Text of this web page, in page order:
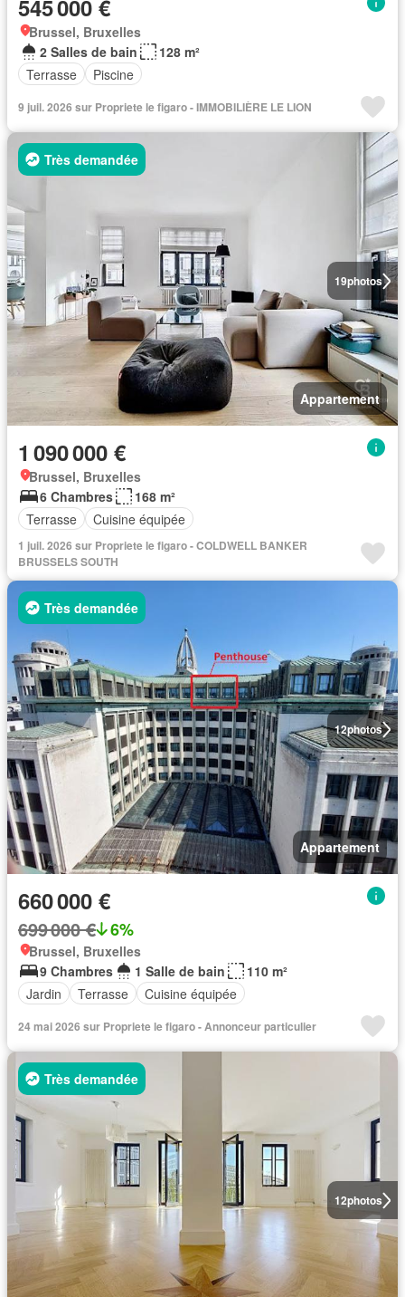
545 000 €
Brussel, Bruxelles
2 Salles de bain
128 m²
Terrasse
Piscine
9 juil. 2026 sur Propriete le figaro - IMMOBILIÈRE LE LION
19photos
Très demandée
Appartement
1 090 000 €
Brussel, Bruxelles
6 Chambres
168 m²
Terrasse
Cuisine équipée
1 juil. 2026 sur Propriete le figaro - COLDWELL BANKER
BRUSSELS SOUTH
12photos
Très demandée
Appartement
660 000 €
699 000 € 6%
Brussel, Bruxelles
9 Chambres
1 Salle de bain
110 m²
Jardin
Terrasse Cuisine équipée
24 mai 2026 sur Propriete le figaro - Annonceur particulier
12photos
Très demandée